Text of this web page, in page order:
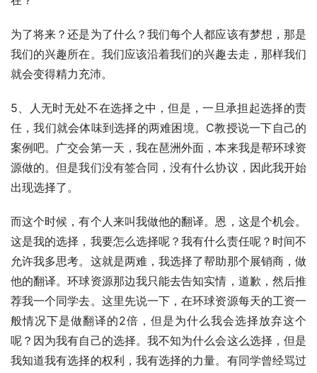
为了将来？还是为了什么？我们每个人都应该有梦想，那是
我们的兴趣所在。我们应该沿着我们的兴趣去走，那样我们
就会变得精力充沛。
5、人无时无处不在选择之中，但是，一旦承担起选择的责
任，我们就会体味到选择的两难困境。C教授说一下自己的
案例吧。广交会第一天，我在琶洲外面，本来我是帮环球资
源做的。但是我们没有签合同，没有什么协议，因此我开始
出现选择了。
而这个时候，有个人来叫我做他的翻译。恩，这是个机会。
这是我的选择，我要怎么选择呢？我有什么责任呢？时间不
允许我多思考。这就是两难，我选择了帮助那个展销商，做
他的翻译。环球资源那边我只能去告知实情，道歉，然后推
荐我一个同学去。这里先说一下，在环球资源每天的工资一
般情况下是做翻译的2倍，但是为什么我会选择放弃这个
呢？因为我有自己的选择。我不知为什么会这么选择，但是
我知道我有选择的权利，我有选择的力量。有同学曾经骂过